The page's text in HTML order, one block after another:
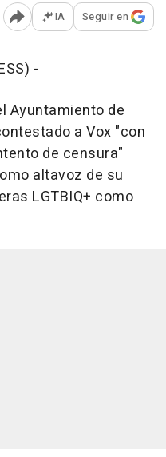
Abrir opciones para
IA Seguir en
-
Ayuntamiento de
a Vox "con
de censura"
altavoz de su
LGTBIQ+ como